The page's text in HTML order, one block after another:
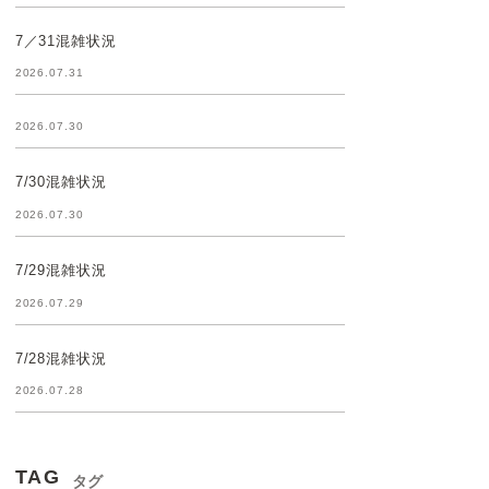
7／31混雑状況
2026.07.31
2026.07.30
7/30混雑状況
2026.07.30
7/29混雑状況
2026.07.29
7/28混雑状況
2026.07.28
TAG タグ